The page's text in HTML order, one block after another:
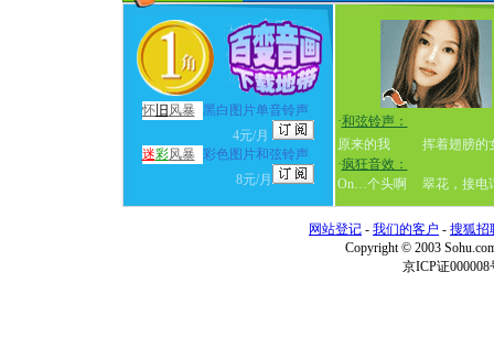
怀旧 风暴
黑白图片单音铃声
4元/月
迷彩风暴 彩色图片和弦铃声
8元/月
·和弦铃声：
原来的我
挥着翅膀的
·疯狂音效：
On…个头啊
翠花，接
网站登记 - 我们的客户 - 搜狐招
Copyright © 2003
京ICP证